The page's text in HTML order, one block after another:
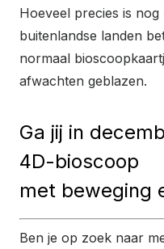
Hoeveel precies is nog
buitenlandse landen
normaal
afwachten geblazen.
Ga jij in
4D-bioscoop
met beweging
Ben je op zoek naar